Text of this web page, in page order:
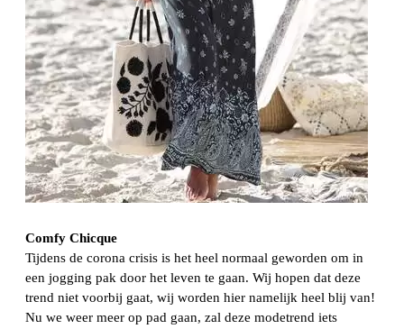
Comfy Chicque
Tijdens de corona crisis is het heel normaal geworden om in
een jogging pak door het leven te gaan. Wij hopen dat deze
trend niet voorbij gaat, wij worden hier namelijk heel blij van!
Nu we weer meer op pad gaan, zal deze modetrend iets